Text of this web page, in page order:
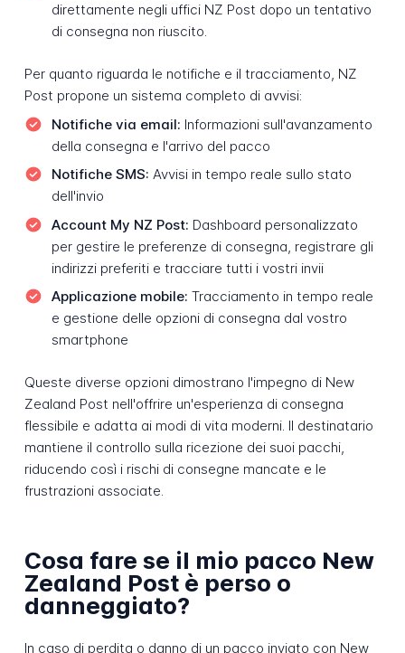
direttamente negli uffici NZ Post dopo un tentativo
di consegna non riuscito.
Per quanto riguarda le notifiche e il tracciamento, NZ
Post propone un sistema completo di avvisi:
Notifiche via email: Informazioni sull'avanzamento
della consegna e l'arrivo del pacco
Notifiche SMS: Avvisi in tempo reale sullo stato
dell'invio
Account My NZ Post: Dashboard personalizzato
per gestire le preferenze di consegna, registrare gli
indirizzi preferiti e tracciare tutti i vostri invii
Applicazione mobile: Tracciamento in tempo reale
e gestione delle opzioni di consegna dal vostro
smartphone
Queste diverse opzioni dimostrano l'impegno di New
Zealand Post nell'offrire un'esperienza di consegna
flessibile e adatta ai modi di vita moderni. Il destinatario
mantiene il controllo sulla ricezione dei suoi pacchi,
riducendo così i rischi di consegne mancate e le
frustrazioni associate.
Cosa fare se il mio pacco New
Zealand Post è perso o
danneggiato?
In caso di perdita o danno di un pacco inviato con New